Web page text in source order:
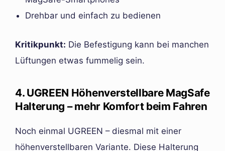
Drehbar und einfach zu bedienen
Kritikpunkt: Die Befestigung kann bei manchen
Lüftungen etwas fummelig sein.
4. UGREEN Höhenverstellbare MagSafe
Halterung – mehr Komfort beim Fahren
Noch einmal UGREEN – diesmal mit einer
höhenverstellbaren Variante. Diese Halterung